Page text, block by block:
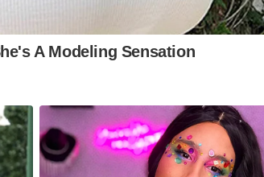
พื่อไทยคือ แก้ปากท้อง ป้องประชาธิปไตย